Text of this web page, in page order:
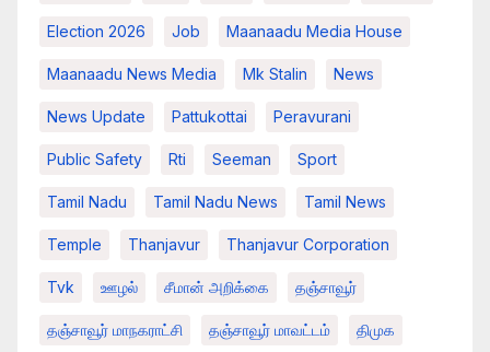
Election 2026 Job Maanaadu Media House
Maanaadu News Media Mk Stalin News
News Update Pattukottai Peravurani
Public Safety Rti Seeman Sport
Tamil Nadu Tamil Nadu News Tamil News
Temple Thanjavur Thanjavur Corporation
Tvk ஊழல் சீமான் அறிக்கை தஞ்சாவூர்
தஞ்சாவூர் மாநகராட்சி தஞ்சாவூர் மாவட்டம் திமுக